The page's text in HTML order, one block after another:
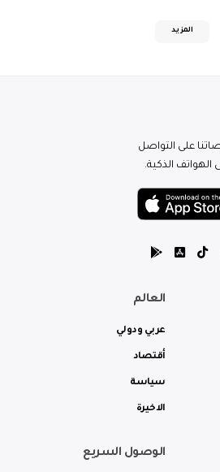
المزيد
على التواصل
الهواتف الذكية.
العالم
عربي ودولي
أقتصاد
سياسة
الاخيرة
الوصول السريع